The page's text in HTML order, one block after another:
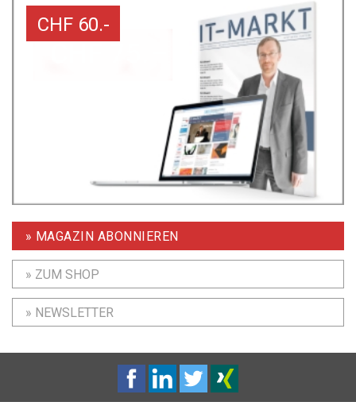
CHF 60.-
» MAGAZIN ABONNIEREN
» ZUM SHOP
» NEWSLETTER